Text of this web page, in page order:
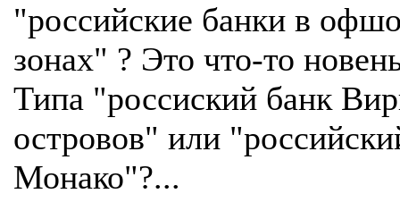
"российские банки в
зонах" ? Это что-то
Типа "россиский банк
островов" или
Монако"?...